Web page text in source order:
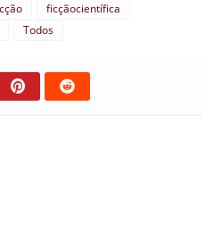
ficçãocientífica
Todos